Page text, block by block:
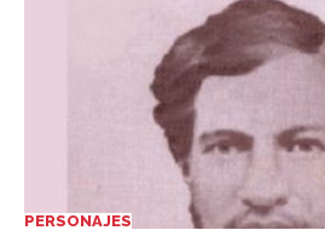
Hoy
PERSONAJES